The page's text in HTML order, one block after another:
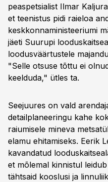
peaspetsialist Ilmar
et teenistus pidi raieloa
keskkonnaministeeriumi
jäeti Suurupi
loodusväärtustele
"Selle otsuse tõttu ei
keelduda," ütles ta.
Seejuures on vald
detailplaneeringu kahe
raiumisele mineva
elamu ehitamiseks. Eerik
kavandatud
et mõlemal kinnistul
tähtsaid kooslusi ja